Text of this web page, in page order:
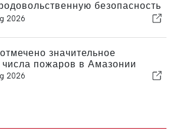
безопасность
2026
значительное
пожаров в Амазонии
2026